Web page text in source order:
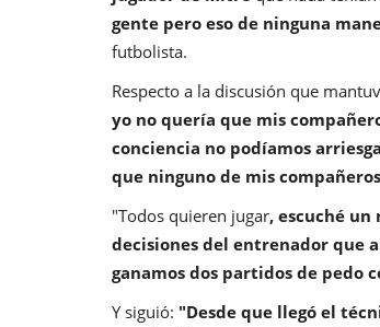
gente pero eso de ninguna
futbolista.
Respecto a la discusión que
yo no quería que mis
conciencia no podíamos
que ninguno de mis
"Todos quieren jugar, escuché
decisiones del entrenador que
ganamos dos partidos de pedo
Y siguió: "Desde que llegó el